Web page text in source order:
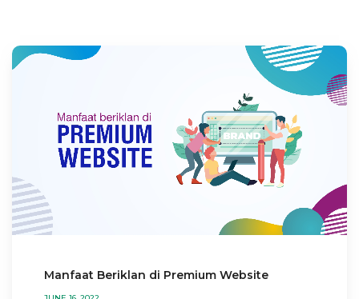
Manfaat Beriklan di Premium Website